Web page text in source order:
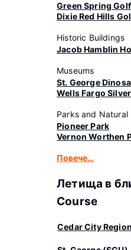
Green Spring
Dixie Red Hills
Historic Buildings
Jacob Hamblin
Museums
St. George
Wells Fargo
Parks and Natural
Pioneer Park
Vernon Worthen
Повече…
Летища в
Course
Cedar City